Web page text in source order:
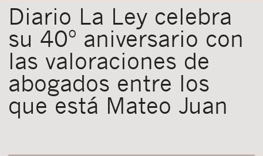
CONTACTO
ESPAÑOL
Diario La Ley celebra
su 40º aniversario con
las valoraciones de
abogados entre los
que está Mateo Juan